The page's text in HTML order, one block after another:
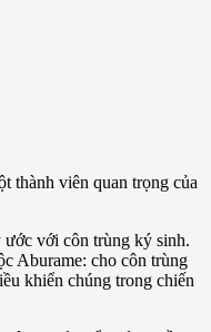
thành viên quan trọng của
với côn trùng ký sinh.
Aburame: cho côn trùng
khiển chúng trong chiến